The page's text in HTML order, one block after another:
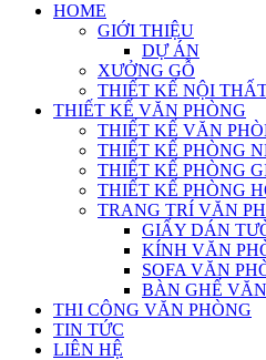
HOME
GIỚI THIỆU
DỰ ÁN
XƯỞNG GỖ
THIẾT KẾ NỘI
THIẾT KẾ VĂN PHÒNG
THIẾT KẾ VĂN
THIẾT KẾ PHÒNG
THIẾT KẾ PHÒNG
THIẾT KẾ PHÒNG
TRANG TRÍ VĂN
GIẤY DÁN
KÍNH VĂN
SOFA VĂN
BÀN GHẾ
THI CÔNG VĂN PHÒNG
TIN TỨC
LIÊN HỆ